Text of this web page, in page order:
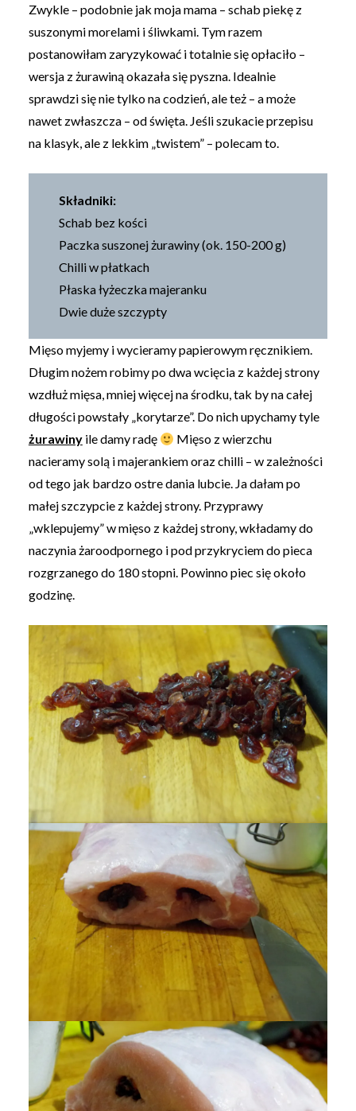
Zwykle – podobnie jak moja mama – schab piekę z
suszonymi morelami i śliwkami. Tym razem
postanowiłam zaryzykować i totalnie się opłaciło –
wersja z żurawiną okazała się pyszna. Idealnie
sprawdzi się nie tylko na codzień, ale też – a może
nawet zwłaszcza – od święta. Jeśli szukacie przepisu
na klasyk, ale z lekkim „twistem” – polecam to.
Składniki:
Schab bez kości
Paczka suszonej żurawiny (ok. 150-200 g)
Chilli w płatkach
Płaska łyżeczka majeranku
Dwie duże szczypty
Mięso myjemy i wycieramy papierowym ręcznikiem.
Długim nożem robimy po dwa wcięcia z każdej strony
wzdłuż mięsa, mniej więcej na środku, tak by na całej
długości powstały „korytarze”. Do nich upychamy tyle
żurawinyile damy radę
Mięso z wierzchu
nacieramy solą i majerankiem oraz chilli – w zależności
od tego jak bardzo ostre dania lubcie. Ja dałam po
małej szczypcie z każdej strony. Przyprawy
„wklepujemy” w mięso z każdej strony, wkładamy do
naczynia żaroodpornego i pod przykryciem do pieca
rozgrzanego do 180 stopni. Powinno piec się około
godzinę.